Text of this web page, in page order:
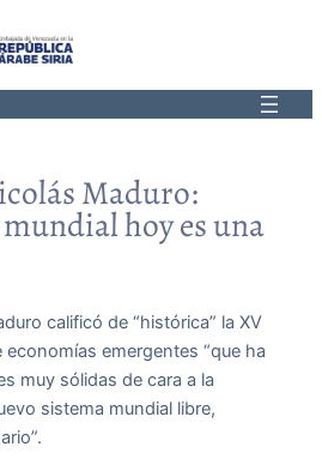
Maduro:
hoy es una
calificó de “histórica” la XV
emergentes “que ha
muy sólidas de cara a la
sistema mundial libre,